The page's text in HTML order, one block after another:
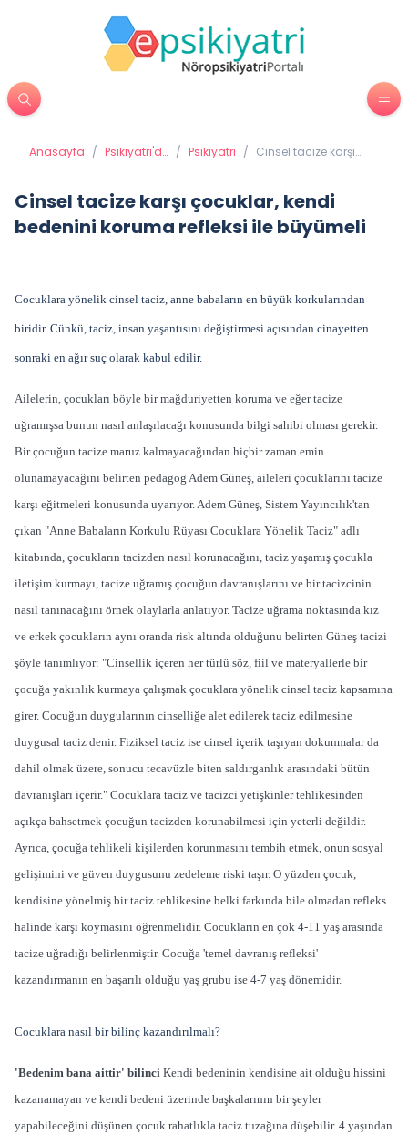
Anasayfa / Psikiyatri'de / Psikiyatri / Cinsel tacize karşı
refleksi ile büyümeli
Cinsel tacize karşı çocuklar, kendi
bedenini koruma refleksi ile büyümeli
Cocuklara yönelik cinsel taciz, anne babaların en büyük korkularından
biridir. Cünkü, taciz, insan yaşantısını değiştirmesi açısından cinayetten
sonraki en ağır suç olarak kabul edilir.
Ailelerin, çocukları böyle bir mağduriyetten koruma ve eğer tacize
uğramışsa bunun nasıl anlaşılacağı konusunda bilgi sahibi olması gerekir.
Bir çocuğun tacize maruz kalmayacağından hiçbir zaman emin
olunamayacağını belirten pedagog Adem Güneş, aileleri çocuklarını tacize
karşı eğitmeleri konusunda uyarıyor. Adem Güneş, Sistem Yayıncılık'tan
çıkan "Anne Babaların Korkulu Rüyası Cocuklara Yönelik Taciz" adlı
kitabında, çocukların tacizden nasıl korunacağını, taciz yaşamış çocukla
iletişim kurmayı, tacize uğramış çocuğun davranışlarını ve bir tacizcinin
nasıl tanınacağını örnek olaylarla anlatıyor. Tacize uğrama noktasında kız
ve erkek çocukların aynı oranda risk altında olduğunu belirten Güneş tacizi
şöyle tanımlıyor: "Cinsellik içeren her türlü söz, fiil ve materyallerle bir
çocuğa yakınlık kurmaya çalışmak çocuklara yönelik cinsel taciz kapsamına
girer. Cocuğun duygularının cinselliğe alet edilerek taciz edilmesine
duygusal taciz denir. Fiziksel taciz ise cinsel içerik taşıyan dokunmalar da
dahil olmak üzere, sonucu tecavüzle biten saldırganlık arasındaki bütün
davranışları içerir." Cocuklara taciz ve tacizci yetişkinler tehlikesinden
açıkça bahsetmek çocuğun tacizden korunabilmesi için yeterli değildir.
Ayrıca, çocuğa tehlikeli kişilerden korunmasını tembih etmek, onun sosyal
gelişimini ve güven duygusunu zedeleme riski taşır. O yüzden çocuk,
kendisine yönelmiş bir taciz tehlikesine belki farkında bile olmadan refleks
halinde karşı koymasını öğrenmelidir. Cocukların en çok 4-11 yaş arasında
tacize uğradığı belirlenmiştir. Cocuğa 'temel davranış refleksi'
kazandırmanın en başarılı olduğu yaş grubu ise 4-7 yaş dönemidir.
Cocuklara nasıl bir bilinç kazandırılmalı?
'Bedenim bana aittir' bilinci Kendi bedeninin kendisine ait olduğu hissini
kazanamayan ve kendi bedeni üzerinde başkalarının bir şeyler
yapabileceğini düşünen çocuk rahatlıkla taciz tuzağına düşebilir. 4 yaşından